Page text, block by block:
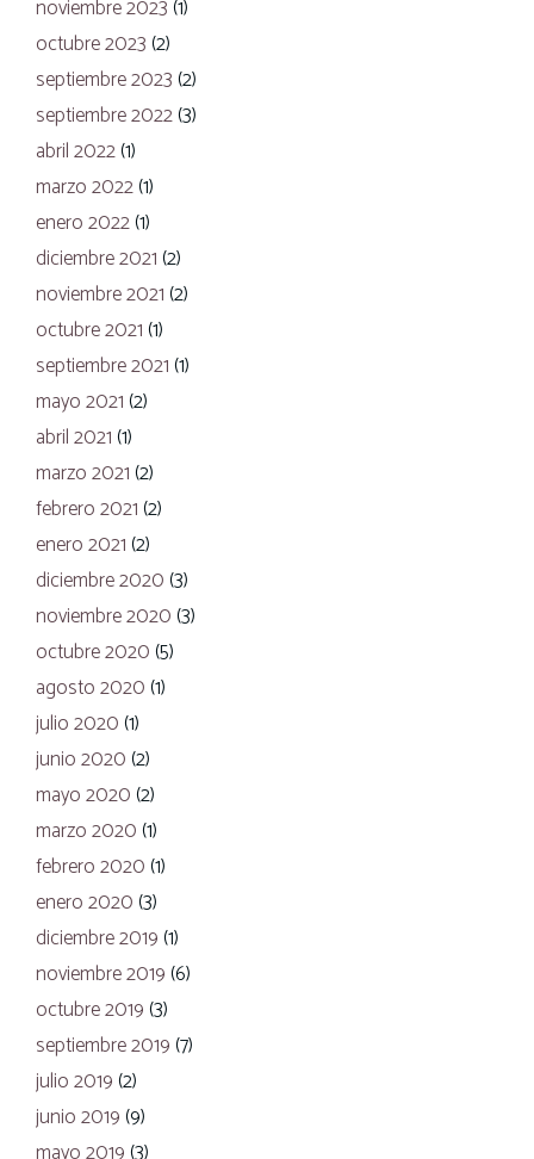
noviembre 2023 (1)
octubre 2023 (2)
septiembre 2023 (2)
septiembre 2022(3)
abril 2022(1)
marzo 2022(1)
enero 2022(1)
diciembre 2021 (2)
noviembre 2021 (2)
octubre 2021 (1)
septiembre 2021 (1)
mayo 2021 (2)
abril 2021 (1)
marzo 2021 (2)
febrero 2021 (2)
enero 2021 (2)
diciembre 2020 (3)
noviembre 2020 (3)
octubre 2020 (5)
agosto 2020 (1)
julio 2020 (1)
junio 2020 (2)
mayo 2020 (2)
marzo 2020 (1)
febrero 2020 (1)
enero 2020 (3)
diciembre 2019 (1)
noviembre 2019 (6)
octubre 2019 (3)
septiembre 2019 (7)
julio 2019 (2)
junio 2019 (9)